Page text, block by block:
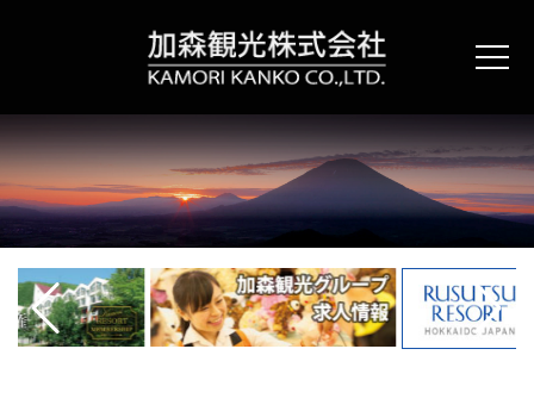
ン
ツ
へ
ス
キ